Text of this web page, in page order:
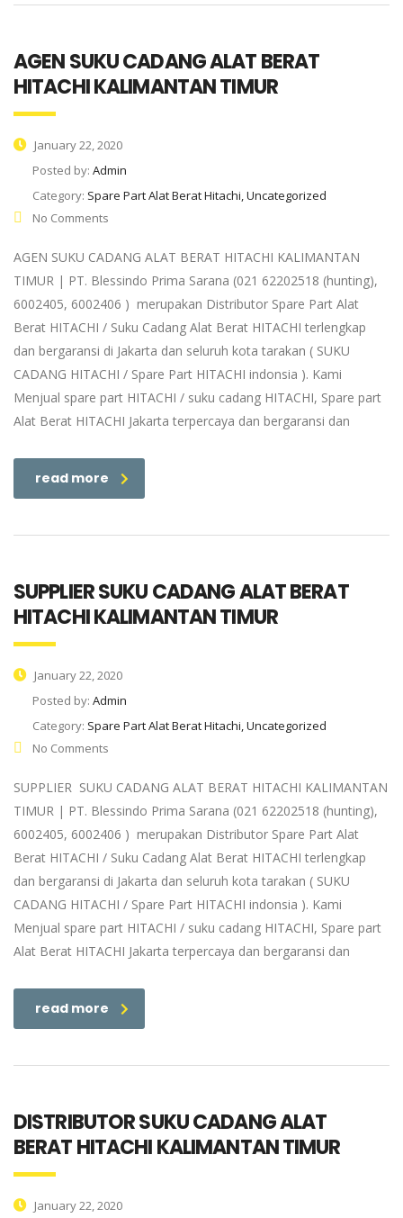
AGEN SUKU CADANG ALAT BERAT
HITACHI KALIMANTAN TIMUR
January 22, 2020
Posted by: Admin
Category: Spare Part Alat Berat Hitachi, Uncategorized
No Comments
AGEN SUKU CADANG ALAT BERAT HITACHI KALIMANTAN
TIMUR | PT. Blessindo Prima Sarana (021 62202518 (hunting),
6002405, 6002406 ) merupakan Distributor Spare Part Alat
Berat HITACHI / Suku Cadang Alat Berat HITACHI terlengkap
dan bergaransi di Jakarta dan seluruh kota tarakan ( SUKU
CADANG HITACHI / Spare Part HITACHI indonsia ). Kami
Menjual spare part HITACHI / suku cadang HITACHI, Spare part
Alat Berat HITACHI Jakarta terpercaya dan bergaransi dan
read more
SUPPLIER SUKU CADANG ALAT BERAT
HITACHI KALIMANTAN TIMUR
January 22, 2020
Posted by: Admin
Category: Spare Part Alat Berat Hitachi, Uncategorized
No Comments
SUPPLIER SUKU CADANG ALAT BERAT HITACHI KALIMANTAN
TIMUR | PT. Blessindo Prima Sarana (021 62202518 (hunting),
6002405, 6002406 ) merupakan Distributor Spare Part Alat
Berat HITACHI / Suku Cadang Alat Berat HITACHI terlengkap
dan bergaransi di Jakarta dan seluruh kota tarakan ( SUKU
CADANG HITACHI / Spare Part HITACHI indonsia ). Kami
Menjual spare part HITACHI / suku cadang HITACHI, Spare part
Alat Berat HITACHI Jakarta terpercaya dan bergaransi dan
read more
DISTRIBUTOR SUKU CADANG ALAT
BERAT HITACHI KALIMANTAN TIMUR
January 22, 2020